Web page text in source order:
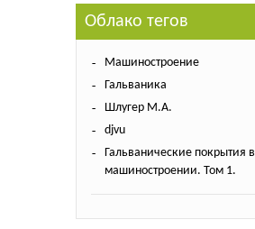
Облако тегов
Машиностроение
Гальваника
Шлугер М.А.
djvu
Гальванические покрытия в
машиностроении. Том 1.